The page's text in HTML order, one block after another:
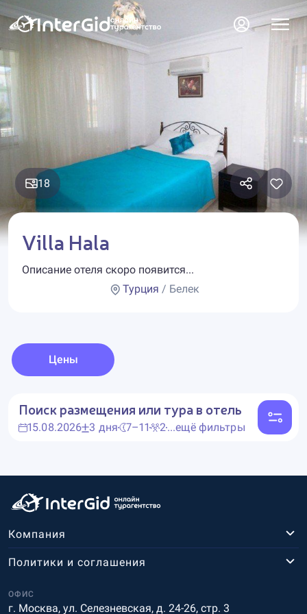
18
Villa Hala
Описание отеля скоро появится...
Турция / Белек
Цены
Поиск размещения или тура в отель
15.08.2026 3 дня 7–11 2...ещё фильтры
Компания
ОФИС
г. Москва, ул. Селезневская, д. 24-26, стр. 3
Политики и соглашения